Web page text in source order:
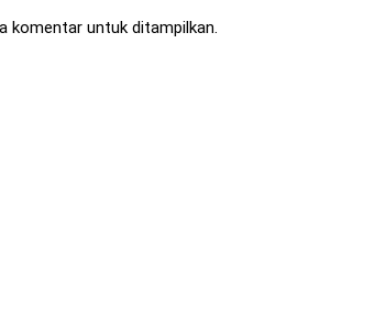
komentar untuk ditampilkan.